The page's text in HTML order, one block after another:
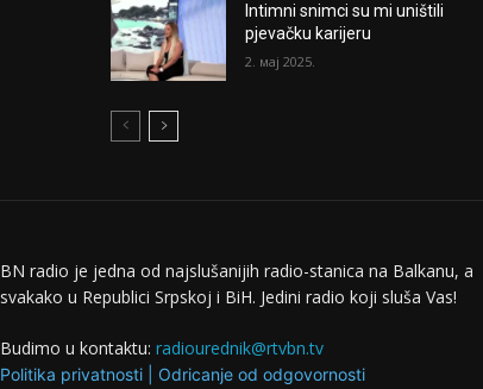
Intimni snimci su mi uništili
pjevačku karijeru
2. мај 2025.
BN radio je jedna od najslušanijih radio-stanica na Balkanu, a
svakako u Republici Srpskoj i BiH. Jedini radio koji sluša Vas!
Budimo u kontaktu: radiourednik@rtvbn.tv
Politika privatnosti Odricanje od odgovornosti